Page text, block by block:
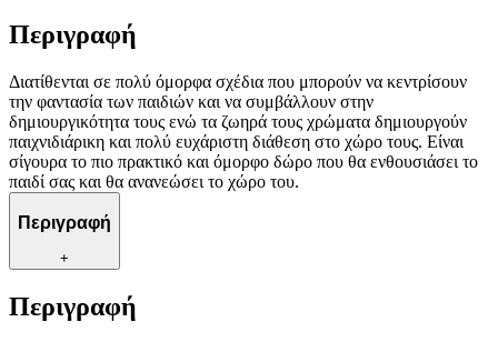
Περιγραφή
Διατίθενται σε πολύ όμορφα σχέδια που μπορούν να κεντρίσουν
την φαντασία των παιδιών και να συμβάλλουν στην
δημιουργικότητα τους ενώ τα ζωηρά τους χρώματα δημιουργούν
παιχνιδιάρικη και πολύ ευχάριστη διάθεση στο χώρο τους. Είναι
σίγουρα το πιο πρακτικό και όμορφο δώρο που θα ενθουσιάσει το
παιδί σας και θα ανανεώσει το χώρο του.
Περιγραφή
+
Περιγραφή